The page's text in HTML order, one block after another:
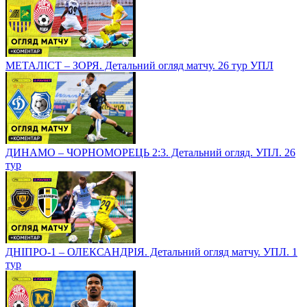
МЕТАЛІСТ – ЗОРЯ. Детальний огляд матчу. 26 тур УПЛ
ДИНАМО – ЧОРНОМОРЕЦЬ 2:3. Детальний огляд. УПЛ. 26
тур
ДНІПРО-1 – ОЛЕКСАНДРІЯ. Детальний огляд матчу. УПЛ. 1
тур